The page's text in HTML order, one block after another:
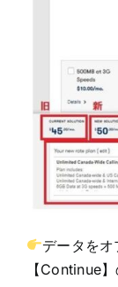
データを
【Continue